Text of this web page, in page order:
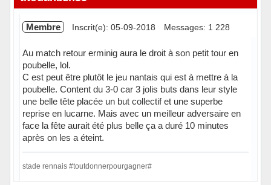
Membre Inscrit(e): 05-09-2018 Messages: 1 228
Au match retour erminig aura le droit à son petit tour en
poubelle, lol.
C est peut être plutôt le jeu nantais qui est à mettre à la
poubelle. Content du 3-0 car 3 jolis buts dans leur style
une belle tête placée un but collectif et une superbe
reprise en lucarne. Mais avec un meilleur adversaire en
face la fête aurait été plus belle ça a duré 10 minutes
après on les a éteint.
stade rennais #toutdonnerpourgagner#